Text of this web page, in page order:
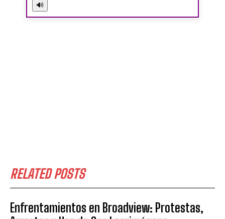
RELATED POSTS
Enfrentamientos en Broadview: Protestas,
🔊